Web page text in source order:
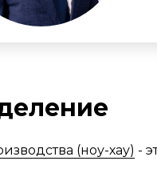
(ноу-хау) -